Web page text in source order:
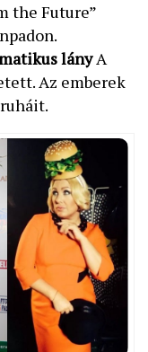
the Future”
lányA
Az emberek